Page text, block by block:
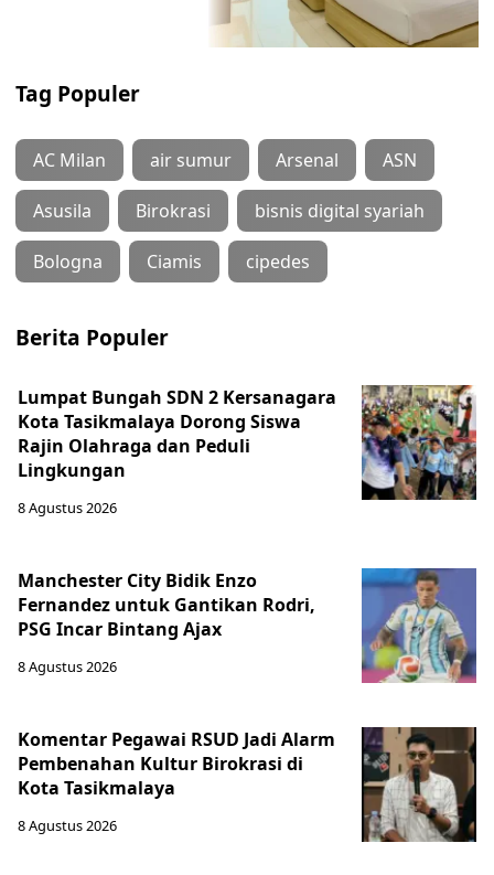
Tag Populer
AC Milan air sumur Arsenal ASN
Asusila Birokrasi bisnis digital syariah
Bologna Ciamis cipedes
Berita Populer
Lumpat Bungah SDN 2 Kersanagara
Kota Tasikmalaya Dorong Siswa
Rajin Olahraga dan Peduli
Lingkungan
8 Agustus 2026
Manchester City Bidik Enzo
Fernandez untuk Gantikan Rodri,
PSG Incar Bintang Ajax
8 Agustus 2026
Komentar Pegawai RSUD Jadi Alarm
Pembenahan Kultur Birokrasi di
Kota Tasikmalaya
8 Agustus 2026